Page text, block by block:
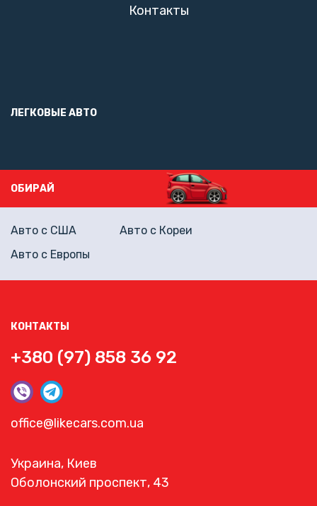
Контакты
ЛЕГКОВЫЕ АВТО
КОНТАКТЫ
+380 (97) 858 36 92
office@likecars.com.ua
Украина, Киев
Оболонский проспект, 43
ОБИРАЙ
Авто с США
Авто с Кореи
Авто с Европы